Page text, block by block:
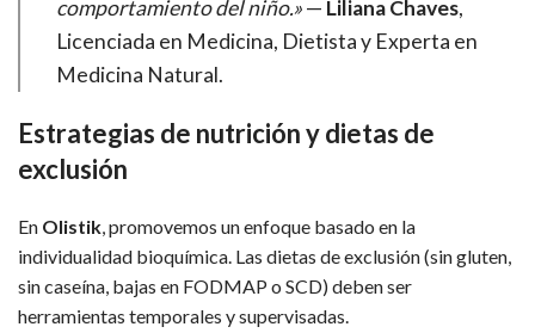
comportamiento del niño.»— Liliana Chaves,
Licenciada en Medicina, Dietista y Experta en
Medicina Natural.
Estrategias de nutrición y dietas de
exclusión
En Olistik, promovemos un enfoque basado en la
individualidad bioquímica. Las dietas de exclusión (sin gluten,
sin caseína, bajas en FODMAP o SCD) deben ser
herramientas temporales y supervisadas.